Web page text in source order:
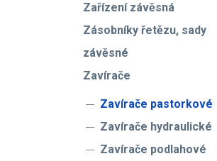
Zařízení závěsná
Zásobníky řetězu, sady
závěsné
Zavírače
Zavírače pastorkové
Zavírače hydraulické
Zavírače podlahové